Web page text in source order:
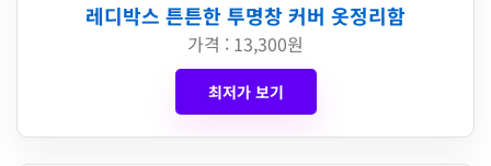
레디박스 튼튼한 투명창 커버 옷정리함
가격 : 13,300원
최저가 보기